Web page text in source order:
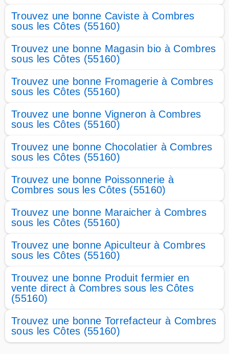
Trouvez une bonne Caviste à Combres
sous les Côtes (55160)
Trouvez une bonne Magasin bio à Combres
sous les Côtes (55160)
Trouvez une bonne Fromagerie à Combres
sous les Côtes (55160)
Trouvez une bonne Vigneron à Combres
sous les Côtes (55160)
Trouvez une bonne Chocolatier à Combres
sous les Côtes (55160)
Trouvez une bonne Poissonnerie à
Combres sous les Côtes (55160)
Trouvez une bonne Maraicher à Combres
sous les Côtes (55160)
Trouvez une bonne Apiculteur à Combres
sous les Côtes (55160)
Trouvez une bonne Produit fermier en
vente direct à Combres sous les Côtes
(55160)
Trouvez une bonne Torrefacteur à Combres
sous les Côtes (55160)